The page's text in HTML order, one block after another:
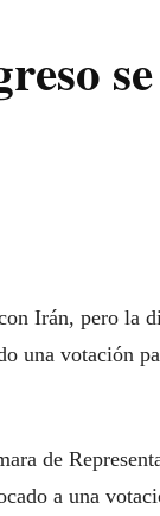
Irán, pero la
una votación
de
a una